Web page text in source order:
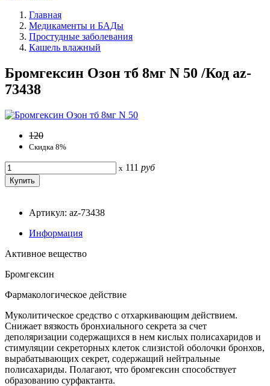
Главная
Медикаменты и БАДы
Простудные заболевания
Кашель влажный
Бромгексин Озон тб 8мг N 50 /Код az-
73438
120
Скидка 8%
x 111 руб
Артикул: az-73438
Информация
Активное вещество
Бромгексин
Фармакологическое действие
Муколитическое средство с отхаркивающим действием.
Снижает вязкость бронхиального секрета за счет
деполяризации содержащихся в нем кислых полисахаридов и
стимуляции секреторных клеток слизистой оболочки бронхов,
вырабатывающих секрет, содержащий нейтральные
полисахариды. Полагают, что бромгексин способствует
образованию сурфактанта.